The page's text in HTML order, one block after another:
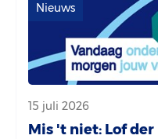
Nieuws
15 juli 2026
Mis 't niet: Lof der